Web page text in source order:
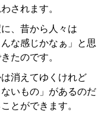
されます。
、昔から人々は
んな感じかなぁ」と思
たのです。
消えてゆくけれど
いもの」があるのだ
とができます。